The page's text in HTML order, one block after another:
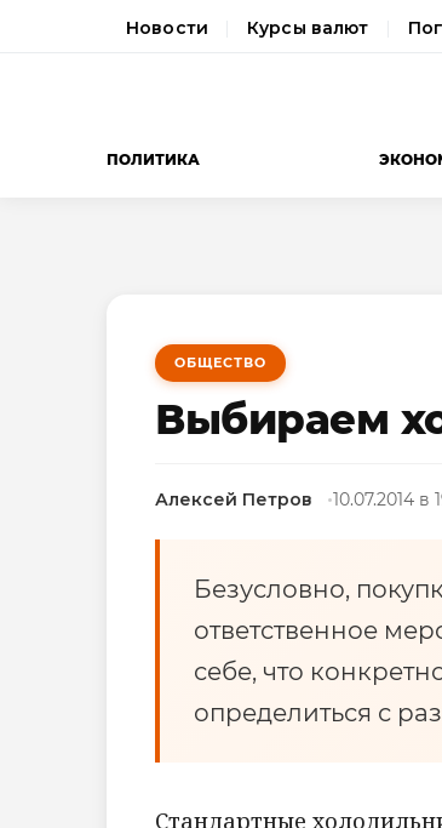
Новости Курсы валют
ПОЛИТИКА
ОБЩЕСТВО
Выбираем
Алексей Петров 10.07.2014 в
Безусловно,
ответственное
себе, что
определиться с
Стандартные